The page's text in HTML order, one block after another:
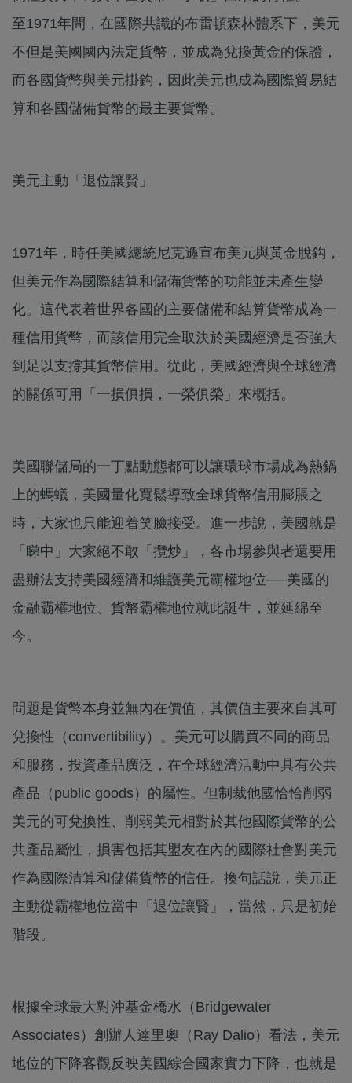
至1971年間，在國際共識的布雷頓森林體系下，美元
不但是美國國內法定貨幣，並成為兌換黃金的保證，
而各國貨幣與美元掛鈎，因此美元也成為國際貿易結
算和各國儲備貨幣的最主要貨幣。
美元主動「退位讓賢」
1971年，時任美國總統尼克遜宣布美元與黃金脫鈎，
但美元作為國際結算和儲備貨幣的功能並未產生變
化。這代表着世界各國的主要儲備和結算貨幣成為一
種信用貨幣，而該信用完全取決於美國經濟是否強大
到足以支撐其貨幣信用。從此，美國經濟與全球經濟
的關係可用「一損俱損，一榮俱榮」來概括。
美國聯儲局的一丁點動態都可以讓環球市場成為熱鍋
上的螞蟻，美國量化寬鬆導致全球貨幣信用膨脹之
時，大家也只能迎着笑臉接受。進一步說，美國就是
「睇中」大家絕不敢「攬炒」，各市場參與者還要用
盡辦法支持美國經濟和維護美元霸權地位──美國的
金融霸權地位、貨幣霸權地位就此誕生，並延綿至
今。
問題是貨幣本身並無內在價值，其價值主要來自其可
兌換性（convertibility）。美元可以購買不同的商品
和服務，投資產品廣泛，在全球經濟活動中具有公共
產品（public goods）的屬性。但制裁他國恰恰削弱
美元的可兌換性、削弱美元相對於其他國際貨幣的公
共產品屬性，損害包括其盟友在內的國際社會對美元
作為國際清算和儲備貨幣的信任。換句話說，美元正
主動從霸權地位當中「退位讓賢」，當然，只是初始
階段。
根據全球最大對沖基金橋水（Bridgewater
Associates）創辦人達里奧（Ray Dalio）看法，美元
地位的下降客觀反映美國綜合國家實力下降，也就是